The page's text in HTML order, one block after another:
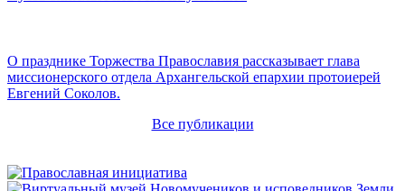
О празднике Торжества Православия рассказывает глава
миссионерского отдела Архангельской епархии протоиерей
Евгений Соколов.
Все публикации